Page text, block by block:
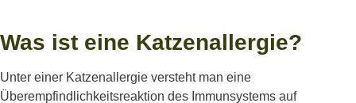
Was ist eine Katzenallergie?
Unter einer Katzenallergie verstehtman eine
Überempfindlichkeitsreaktion des Immunsystems auf